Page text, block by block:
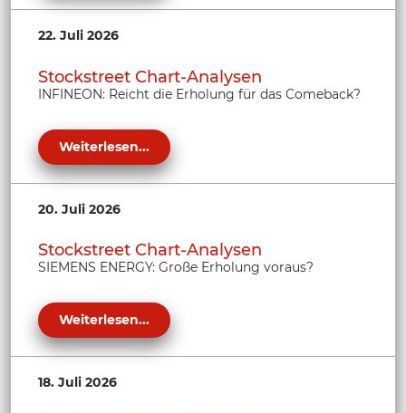
22. Juli 2026
Stockstreet Chart-Analysen
INFINEON: Reicht die Erholung für das Comeback?
Weiterlesen...
20. Juli 2026
Stockstreet Chart-Analysen
SIEMENS ENERGY: Große Erholung voraus?
Weiterlesen...
18. Juli 2026